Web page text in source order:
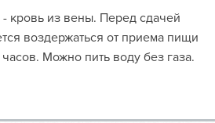
кровь из вены. Перед сдачей
воздержаться от приема пищи
Можно пить воду без газа.